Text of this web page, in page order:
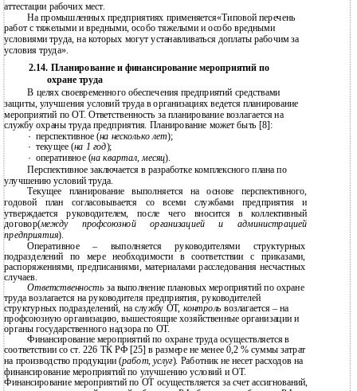
аттестации рабочих мест.
На промышленных предприятиях применяется«Типовой перечень
работ с тяжелыми и вредными, особо тяжелыми и особо вредными
условиями труда, на которых могут устанавливаться доплаты рабочим за
условия труда».
2.14. Планирование и финансирование мероприятий по
охране труда
В целях своевременного обеспечения предприятий средствами
защиты, улучшения условий труда в организациях ведется планирование
мероприятий по ОТ. Ответственность за планирование возлагается на
службу охраны труда предприятия. Планирование может быть [8]:
· перспективное (на несколько лет);
· текущее (на 1 год);
· оперативное (на квартал, месяц).
Перспективное заключается в разработке комплексного плана по
улучшению условий труда.
Текущее планирование выполняется на основе перспективного,
годовой план согласовывается со всеми службами предприятия и
утверждается руководителем, после чего вносится в коллективный
договор(между профсоюзной организацией и администрацией
предприятия).
Оперативное – выполняется руководителями структурных
подразделений по мере необходимости в соответствии с приказами,
распоряжениями, предписаниями, материалами расследования несчастных
случаев.
Ответственность за выполнение плановых мероприятий по охране
труда возлагается на руководителя предприятия, руководителей
структурных подразделений, на службу ОТ, контрольвозлагается – на
профсоюзную организацию, вышестоящие хозяйственные организации и
органы государственного надзора по ОТ.
Финансирование мероприятий по охране труда осуществляется в
соответствии со ст. 226 ТК РФ [25] в размере не менее 0,2 % суммы затрат
на производство продукции (работ, услуг). Работник не несет расходов на
финансирование мероприятий по улучшению условий и ОТ.
Финансирование мероприятий по ОТ осуществляется за счет ассигнований,